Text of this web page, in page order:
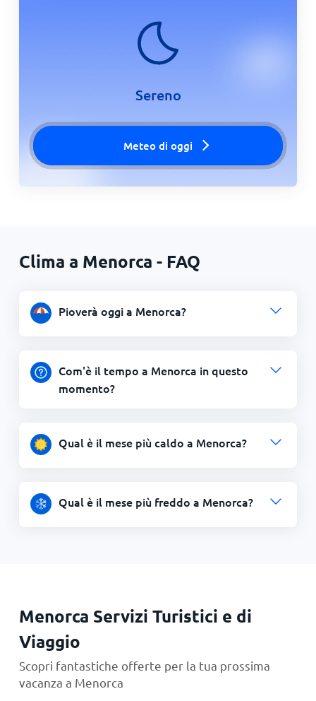
Sereno
Meteo di oggi
Clima a Menorca - FAQ
Pioverà oggi a Menorca?
Com'è il tempo a Menorca in questo
momento?
Qual è il mese più caldo a Menorca?
Qual è il mese più freddo a Menorca?
Menorca Servizi Turistici e di
Viaggio
Scopri fantastiche offerte per la tua prossima
vacanza a Menorca